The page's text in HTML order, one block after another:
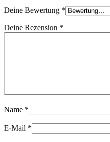
Deine Bewertung *
Deine Rezension *
Name *
E-Mail *